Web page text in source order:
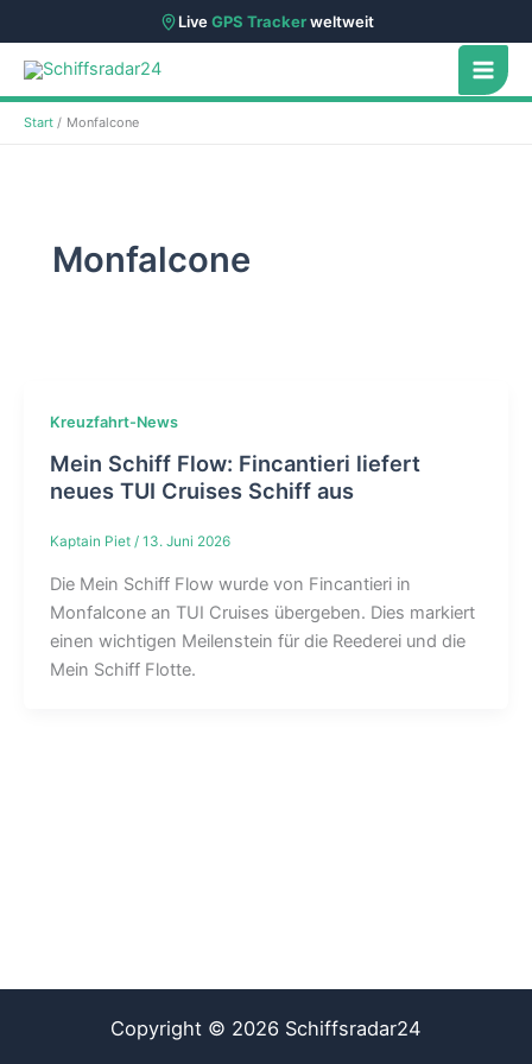
LiveGPS Trackerweltweit
Zum
Inhalt
springen
Start Monfalcone
Monfalcone
Kreuzfahrt-News
Mein Schiff Flow: Fincantieri liefert
neues TUI Cruises Schiff aus
Kaptain Piet / 13. Juni 2026
Die Mein Schiff Flow wurde von Fincantieri in
Monfalcone an TUI Cruises übergeben. Dies markiert
einen wichtigen Meilenstein für die Reederei und die
Mein Schiff Flotte.
Copyright © 2026 Schiffsradar24